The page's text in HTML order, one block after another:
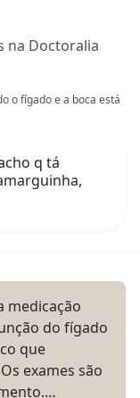
na Doctoralia
o fígado e a boca está
q tá
medicação
do fígado
que
exames são